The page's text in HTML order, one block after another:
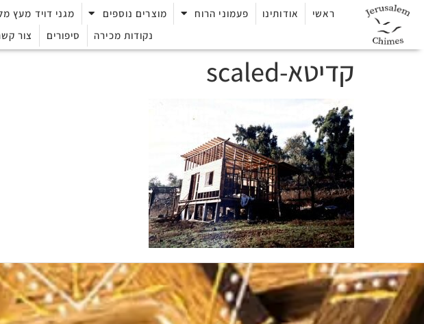
ראשי אודותינו פעמוני הרוח מוצרים נוספים מגני דויד מעץ
נקודות מכירה
סיפורים צור
קדיטא-scaled